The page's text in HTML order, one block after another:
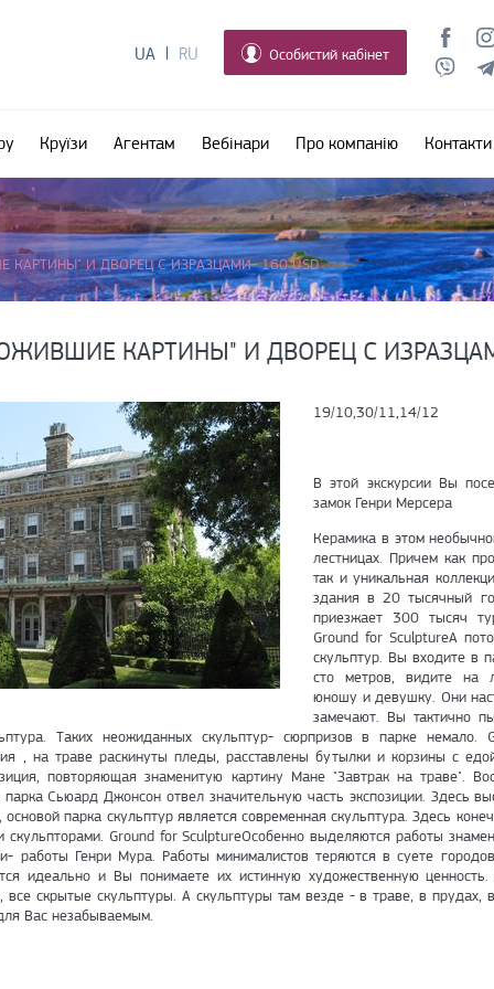
UA RU Особистий кабінет
Круїзи Агентам Вебінари Про компанію Контакти
КАРТИНЫ" И ДВОРЕЦ С ИЗРАЗЦАМИ- 160 USD
КАРТИНЫ" И ДВОРЕЦ С
19/10,30/11,14/12
В этой экскурсии Вы
замок Генри Мерсера
Керамика в этом
лестницах. Причем как
так и уникальная
здания в 20 тысячный
приезжает 300 тысяч
Ground for SculptureА
скульптур. Вы входите в
сто метров, видите на
юношу и девушку. Они
замечают. Вы тактично
Таких неожиданных скульптур- сюрпризов в парке немало.
, на траве раскинуты пледы, расставлены бутылки и корзины с
повторяющая знаменитую картину Мане "Завтрак на траве".
парка Сьюард Джонсон отвел значительную часть экспозиции. Здесь
парка скульптур является современная скульптура. Здесь
Ground for SculptureОсобенно выделяются работы
работы Генри Мура. Работы минималистов теряются в суете
идеально и Вы понимаете их истинную художественную ценность.
скрытые скульптуры. А скульптуры там везде - в траве, в прудах,
Вас незабываемым.